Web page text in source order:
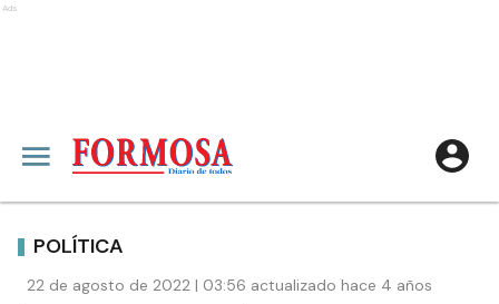
Ads
POLÍTICA
22 de agosto de 2022 | 03:56 actualizado hace 4 años